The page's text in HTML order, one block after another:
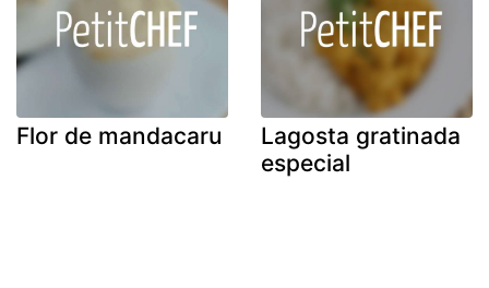
Flor de mandacaru
Lagosta gratinada
especial